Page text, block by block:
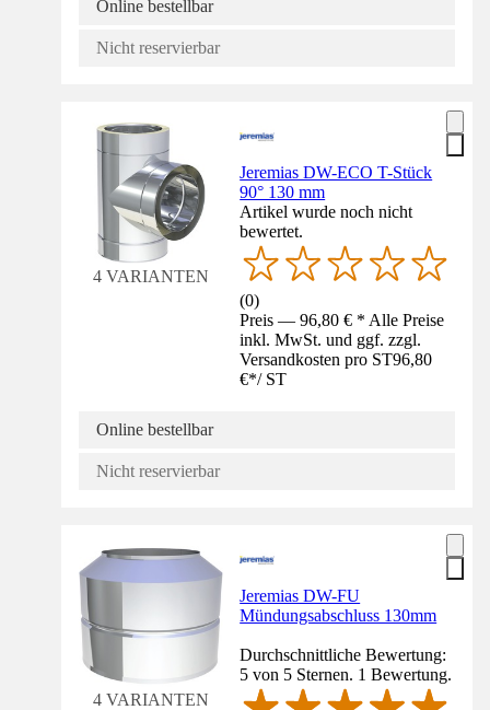
Online bestellbar
Nicht reservierbar
4 VARIANTEN
Jeremias DW-ECO T-Stück
90° 130 mm
Artikel wurde noch nicht
bewertet.
(0)
Preis — 96,80 € * Alle Preise
inkl. MwSt. und ggf. zzgl.
Versandkosten pro ST96,80
€*/ ST
Online bestellbar
Nicht reservierbar
4 VARIANTEN
Jeremias DW-FU
Mündungsabschluss 130mm
Durchschnittliche Bewertung:
5 von 5 Sternen. 1 Bewertung.